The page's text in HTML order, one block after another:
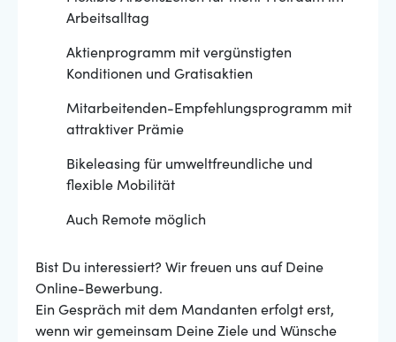
Arbeitsalltag
Aktienprogramm mit vergünstigten
Konditionen und Gratisaktien
Mitarbeitenden-Empfehlungsprogramm mit
attraktiver Prämie
Bikeleasing für umweltfreundliche und
flexible Mobilität
Auch Remote möglich
Bist Du interessiert? Wir freuen uns auf Deine
Online-Bewerbung.
Ein Gespräch mit dem Mandanten erfolgt erst,
wenn wir gemeinsam Deine Ziele und Wünsche